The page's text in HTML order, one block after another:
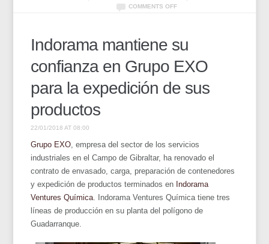
COMMENTS OFF
Indorama mantiene su
confianza en Grupo EXO
para la expedición de sus
productos
22/01/2018 AT 08:00
Grupo EXO , empresa del sector de los servicios
industriales en el Campo de Gibraltar, ha renovado el
contrato de envasado, carga, preparación de contenedores
y expedición de productos terminados en Indorama
Ventures Química . Indorama Ventures Química tiene tres
líneas de producción en su planta del polígono de
Guadarranque.